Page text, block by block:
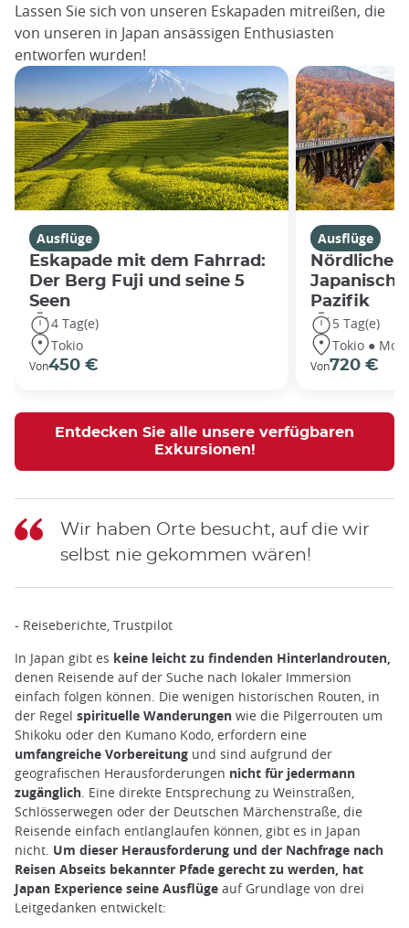
Lassen Sie sich von unseren Eskapaden mitreißen, die
von unseren in Japan ansässigen Enthusiasten
entworfen wurden!
Ausflüge
Eskapade mit dem Fahrrad:
Der Berg Fuji und seine 5
Seen
4 Tag(e)
Tokio
Von450 €
Ausflüge
Nördliche
Pazifik
5 Tag(e)
Tokio ●
Von720 €
Entdecken Sie alle unsere verfügbaren
Exkursionen!
Wir haben Orte besucht, auf die wir
selbst nie gekommen wären!
- Reiseberichte, Trustpilot
In Japan gibt es keine leicht zu findenden Hinterlandrouten,
denen Reisende auf der Suche nach lokaler Immersion
einfach folgen können. Die wenigen historischen Routen, in
der Regel spirituelle Wanderungen wie die Pilgerrouten um
Shikoku oder den Kumano Kodo, erfordern eine
umfangreiche Vorbereitung und sind aufgrund der
geografischen Herausforderungen nicht für jedermann
zugänglich . Eine direkte Entsprechung zu Weinstraßen,
Schlösserwegen oder der Deutschen Märchenstraße, die
Reisende einfach entlanglaufen können, gibt es in Japan
nicht. Um dieser Herausforderung und der Nachfrage nach
Reisen Abseits bekannter Pfade gerecht zu werden, hat
Japan Experience seine Ausflüge auf Grundlage von drei
Leitgedanken entwickelt: